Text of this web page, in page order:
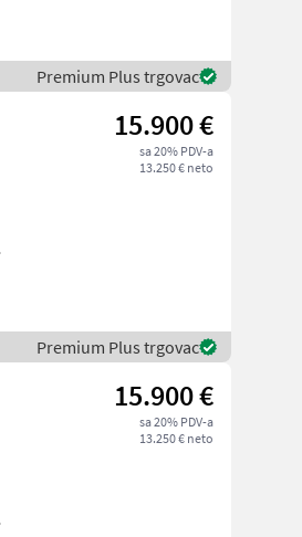
Premium Plus trgovac
15.900 €
sa 20% PDV-a
13.250 € neto
Premium Plus trgovac
15.900 €
sa 20% PDV-a
13.250 € neto